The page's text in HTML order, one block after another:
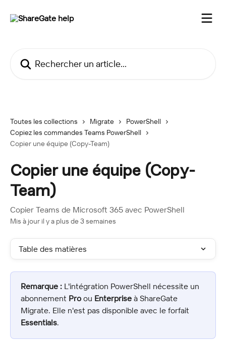
Toutes les collections Migrate
PowerShell
Copiez les commandes Teams PowerShell
Copier une équipe (Copy-Team)
Copier une équipe (Copy-
Team)
Copier Teams de Microsoft 365 avec PowerShell
Mis à jour il y a plus de 3 semaines
Table des matières
Remarque : L'intégration PowerShell nécessite un
abonnement Pro ou Enterprise à ShareGate
Migrate. Elle n'est pas disponible avec le forfait
Essentials.